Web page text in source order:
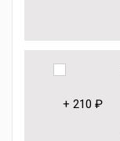
+ 210 ₽